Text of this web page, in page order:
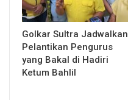
Golkar Sultra Jadwalkan
Pelantikan Pengurus
yang Bakal di Hadiri
Ketum Bahlil